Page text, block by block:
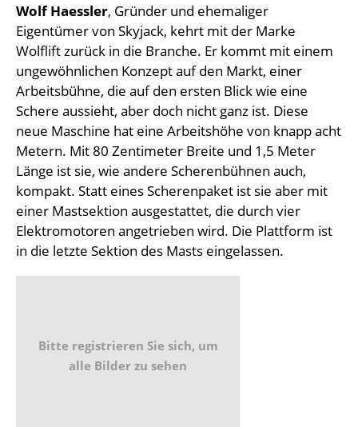
Wolf Haessler, Gründer und ehemaliger
Eigentümer von Skyjack, kehrt mit der Marke
Wolflift zurück in die Branche. Er kommt mit einem
ungewöhnlichen Konzept auf den Markt, einer
Arbeitsbühne, die auf den ersten Blick wie eine
Schere aussieht, aber doch nicht ganz ist. Diese
neue Maschine hat eine Arbeitshöhe von knapp acht
Metern. Mit 80 Zentimeter Breite und 1,5 Meter
Länge ist sie, wie andere Scherenbühnen auch,
kompakt. Statt eines Scherenpaket ist sie aber mit
einer Mastsektion ausgestattet, die durch vier
Elektromotoren angetrieben wird. Die Plattform ist
in die letzte Sektion des Masts eingelassen.
Bitte registrieren Sie sich, um
alle Bilder zu sehen